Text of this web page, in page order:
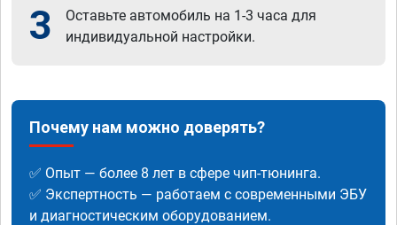
3
Оставьте автомобиль на 1-3 часа для
индивидуальной настройки.
Почему нам можно доверять?
✅ Опыт — более 8 лет в сфере чип-тюнинга.
✅ Экспертность — работаем с современными ЭБУ
и диагностическим оборудованием.